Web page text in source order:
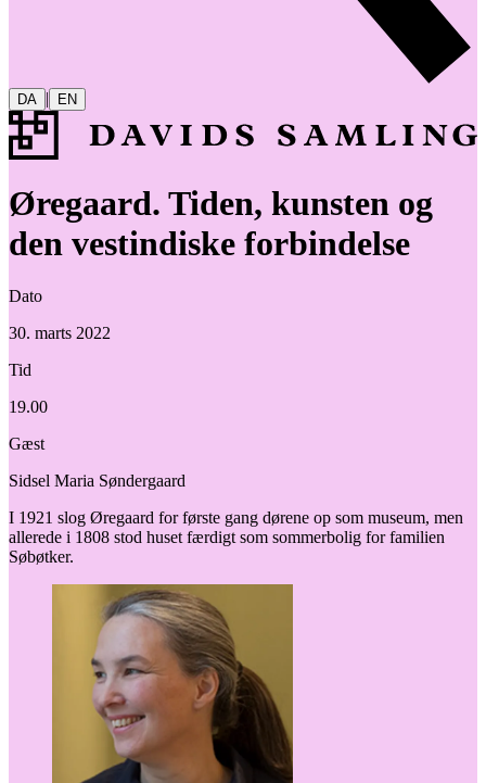
DA | EN
Øregaard. Tiden, kunsten og
den vestindiske forbindelse
Dato
30. marts 2022
Tid
19.00
Gæst
Sidsel Maria Søndergaard
I 1921 slog Øregaard for første gang dørene op som museum, men
allerede i 1808 stod huset færdigt som sommerbolig for familien
Søbøtker.